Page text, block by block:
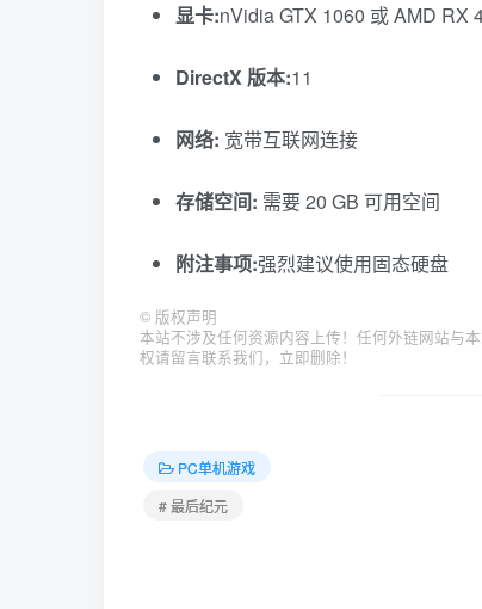
显卡:nVidia GTX 1060 或 AMD RX
DirectX 版本:11
网络: 宽带互联网连接
存储空间: 需要 20 GB 可用空间
附注事项:强烈建议使用固态硬盘
© 版权声明
本站不涉及任何资源内容上传！任何外链网站与
权请留言联系我们，立即删除！
PC单机游戏
# 最后纪元